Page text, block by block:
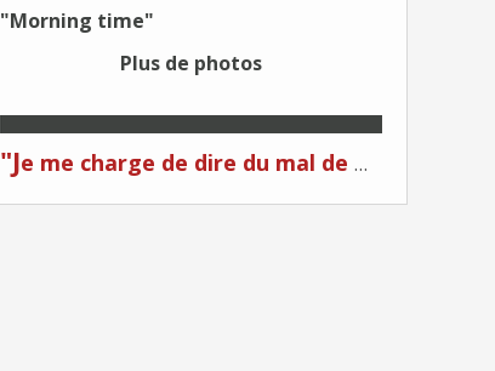
"Morning time"
Plus de photos
"Je me charge de dire du mal de moi... Quand on me critique... C'est du plagiat ! "